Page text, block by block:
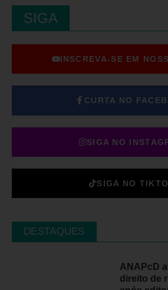
SIGA
INSCREVA-SE EM
CURTA NO
SIGA NO
SIGA NO
DESTAQUES
ANAPcD
direito de